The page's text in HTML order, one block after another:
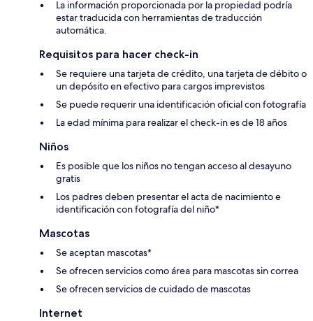
La información proporcionada por la propiedad podría
estar traducida con herramientas de traducción
automática.
Requisitos para hacer check-in
Se requiere una tarjeta de crédito, una tarjeta de débito o
un depósito en efectivo para cargos imprevistos
Se puede requerir una identificación oficial con fotografía
La edad mínima para realizar el check-in es de 18 años
Niños
Es posible que los niños no tengan acceso al desayuno
gratis
Los padres deben presentar el acta de nacimiento e
identificación con fotografía del niño*
Mascotas
Se aceptan mascotas*
Se ofrecen servicios como área para mascotas sin correa
Se ofrecen servicios de cuidado de mascotas
Internet